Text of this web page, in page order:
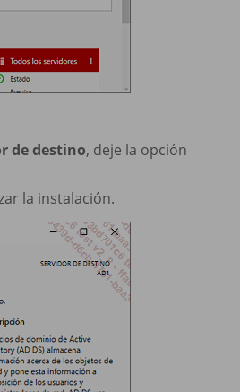
de destino, deje la opción
la instalación.